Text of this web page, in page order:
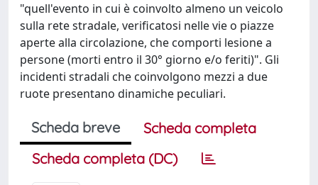
"quell'evento in cui è coinvolto almeno un veicolo
sulla rete stradale, verificatosi nelle vie o piazze
aperte alla circolazione, che comporti lesione a
persone (morti entro il 30° giorno e/o feriti)". Gli
incidenti stradali che coinvolgono mezzi a due
ruote presentano dinamiche peculiari.
Scheda breve
Scheda completa
Scheda completa (DC)